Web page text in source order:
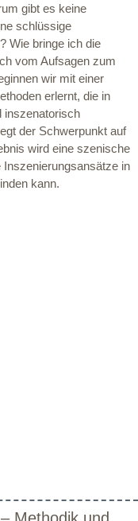
gibt es keine
schlüssige
Wie bringe ich die
vom Aufsagen zum
wir mit einer
erlernt, die in
inszenatorisch
der Schwerpunkt auf
wird eine szenische
Inszenierungsansätze in
kann.